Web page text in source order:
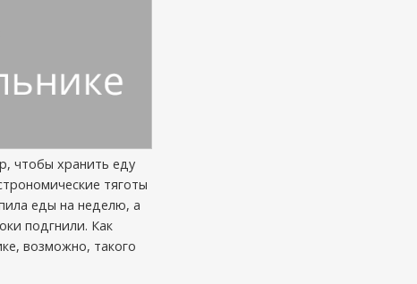
чтобы хранить еду
тяготы
еды на неделю, а
подгнили. Как
возможно, такого